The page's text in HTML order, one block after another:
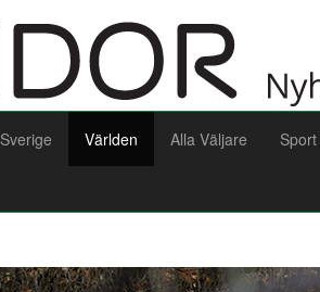
Sverige Världen Alla Väljare Sport